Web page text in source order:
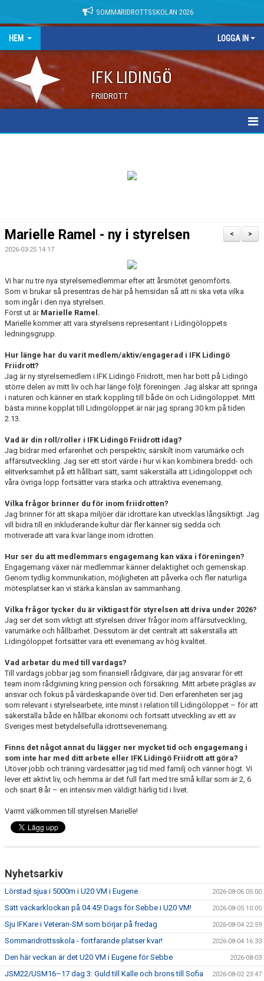
SOMMARIDROTTSSKOLAN 2026
HEM LOGGA IN
IFK LIDINGÖ
FRIIDROTT
>
<
Marielle Ramel - ny i styrelsen
2026-03-25 14:17
Vi har nu tre nya styrelsemedlemmar efter att årsmötet genomförts.
Som vi brukar så presentras de här på hemsidan så att ni ska veta vilka
som ingår i den nya styrelsen.
Först ut är Marielle Ramel.
Marielle kommer att vara styrelsens representant i Lidingöloppets
ledningsgrupp.
Hur länge har du varit medlem/aktiv/engagerad i IFK Lidingö
Friidrott?
Jag är ny styrelsemedlem i IFK Lidingö Friidrott, men har bott på Lidingö
större delen av mitt liv och har länge följt föreningen. Jag älskar att springa
i naturen och känner en stark koppling till både ön och Lidingöloppet. Mitt
bästa minne kopplat till Lidingöloppet är när jag sprang 30 km på tiden
2.13.
Vad är din roll/roller i IFK Lidingö Friidrott idag?
Jag bidrar med erfarenhet och perspektiv, särskilt inom varumärke och
affärsutveckling. Jag ser ett stort värde i hur vi kan kombinera bredd- och
elitverksamhet på ett hållbart sätt, samt säkerställa att Lidingöloppet och
våra övriga lopp fortsätter vara starka och attraktiva evenemang.
Vilka frågor brinner du för inom friidrotten?
Jag brinner för att skapa miljöer där idrottare kan utvecklas långsiktigt. Jag
vill bidra till en inkluderande kultur där fler känner sig sedda och
motiverade att vara kvar länge inom idrotten.
Hur ser du att medlemmars engagemang kan växa i föreningen?
Engagemang växer när medlemmar känner delaktighet och gemenskap.
Genom tydlig kommunikation, möjligheten att påverka och fler naturliga
mötesplatser kan vi stärka känslan av sammanhang.
Vilka frågor tycker du är viktigast för styrelsen att driva under 2026?
Jag ser det som viktigt att styrelsen driver frågor inom affärsutveckling,
varumärke och hållbarhet. Dessutom är det centralt att säkerställa att
Lidingöloppet fortsätter vara ett evenemang av hög kvalitet.
Vad arbetar du med till vardags?
Till vardags jobbar jag som finansiell rådgivare, där jag ansvarar för ett
team inom rådgivning kring pension och försäkring. Mitt arbete präglas av
ansvar och fokus på värdeskapande över tid. Den erfarenheten ser jag
som relevant i styrelsearbete, inte minst i relation till Lidingöloppet – för att
säkerställa både en hållbar ekonomi och fortsatt utveckling av ett av
Sveriges mest betydelsefulla idrottsevenemang.
Finns det något annat du lägger ner mycket tid och engagemang i
som inte har med ditt arbete eller IFK Lidingö Friidrott att göra?
Utöver jobb och träning värdesätter jag tid med familj och vänner högt. Vi
lever ett aktivt liv, och hemma är det full fart med tre små killar som är 2, 6
och snart 8 år – en intensiv men väldigt härlig tid i livet.
Varmt välkommen till styrelsen Marielle!
Nyhetsarkiv
Lörstad sjua i 5000m i U20 VM i Eugene 2026-08-06 05:00
Sätt väckarklockan på 04.45! Dags för Sebbe i U20 VM! 2026-08-05 10:05
Sju IFKare i Veteran-SM som börjar på fredag 2026-08-04 22:59
Sommaridrottsskola - fortfarande platser kvar! 2026-08-04 16:33
Den här veckan är det U20 VM i Eugene för Sebbe 2026-08-03
JSM22/USM16–17 dag 3: Guld till Kalle och brons till Sofia 2026-08-02 23:47